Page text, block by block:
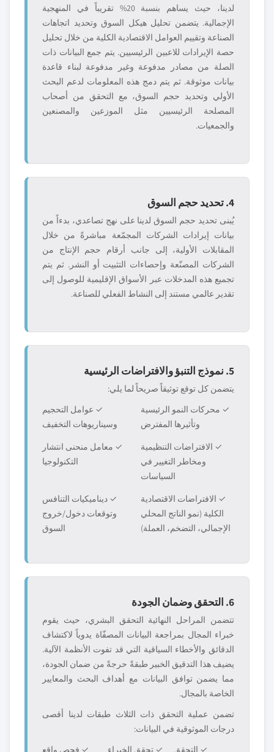
لدينا، حيث يساهم بنسبة 20% تقريباً في المنهجية
الإجمالية. يتضمن تحليل هيكل السوق وتحديد اتجاهات
الصناعة وتقييم العوامل الاقتصادية الكلية من خلال تحليل
حصة الإيرادات للاعبين الرئيسيين. يتم جمع البيانات ذات
الصلة من مصادر مدفوعة وغير مدفوعة لبناء قاعدة
بيانات موثوقة. ثم يتم دمج هذه المعلومات لدعم البحث
الأولي وتحديد حجم السوق، مع التحقق من أصحاب
المصلحة الرئيسيين مثل الموزعين والمصنعين
والجمعيات.
4. تحديد حجم السوق
يُبنى تحديد حجم السوق لدينا على نهج تصاعدي، بدءاً من
بيانات إيرادات الشركات المجمّعة مباشرةً من خلال
المقابلات الأولية، إلى جانب أرقام حجم الإنتاج من
الشركات المصنّعة وإحصاءات التثبيت أو النشر. ثم يتم
تجميع هذه المدخلات عبر الأسواق الإقليمية للوصول إلى
تقدير عالمي مستند إلى النشاط الفعلي للصناعة.
5. نموذج التنبؤ والافتراضات الرئيسية
يتضمن كل توقع توثيقاً صريحاً لما يلي:
✓ محركات النمو الرئيسية
وتأثيرها المفترض
✓ عوامل التحجيم
وسيناريوهات التخفيف
✓ الافتراضات التنظيمية
ومخاطر التغيير في
السياسات
✓ معامل منحنى انتشار
التكنولوجيا
✓ الافتراضات الاقتصادية
الكلية (نمو الناتج المحلي
الإجمالي، التضخم، العملة)
✓ ديناميكيات التنافس
وتوقعات دخول/خروج
السوق
6. التحقق وضمان الجودة
تتضمن المراحل النهائية التحقق البشري، حيث يقوم
خبراء المجال بمراجعة البيانات المصفّاة يدوياً لاكتشاف
الدقائق والأخطاء السياقية التي قد تفوت الأنظمة الآلية.
يضيف هذا التدقيق الخبير طبقةً حرجةً من ضمان الجودة،
مما يضمن توافق البيانات مع أهداف البحث والمعايير
الخاصة بالمجال.
تضمن عملية التحقق ذات الثلاث طبقات لدينا أقصى
درجات الموثوقية في البيانات:
✓ التحقق
✓ تحقق الخبراء ✓ فحص واقع